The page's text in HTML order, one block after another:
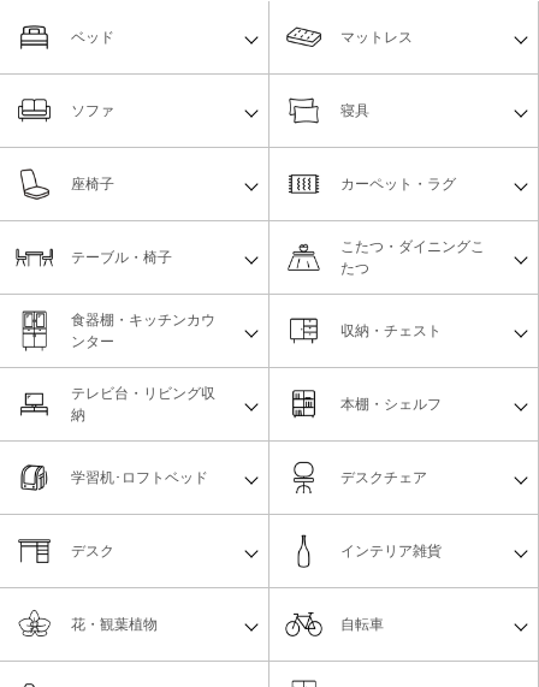
ベッド マットレス
ソファ 寝具
座椅子 カーペット・ラグ
テーブル・椅子
こたつ・ダイニングこ
たつ
食器棚・キッチンカウ
ンター
収納・チェスト
テレビ台・リビング収
納
本棚・シェルフ
学習机･ロフトベッド デスクチェア
デスク インテリア雑貨
花・観葉植物 自転車